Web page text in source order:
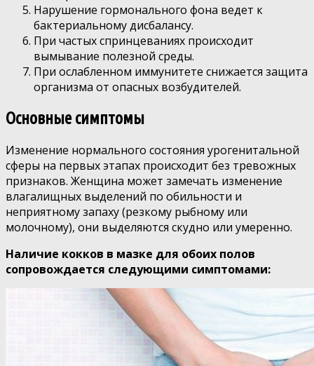
Нарушение гормонального фона ведет к
бактериальному дисбалансу.
При частых спринцеваниях происходит
вымывание полезной среды.
При ослабленном иммунитете снижается защита
организма от опасных возбудителей.
Основные симптомы
Изменение нормального состояния урогенитальной
сферы на первых этапах происходит без тревожных
признаков. Женщина может замечать изменение
влагалищных выделений по обильности и
неприятному запаху (резкому рыбному или
молочному), они выделяются скудно или умеренно.
Наличие кокков в мазке для обоих полов
сопровождается следующими симптомами: